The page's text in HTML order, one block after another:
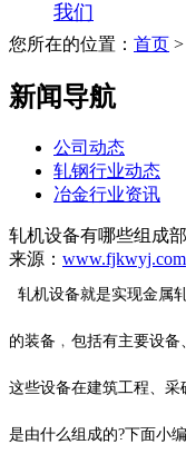
我们
您所在的位置： 首页 >
新闻导航
公司动态
轧钢行业动态
冶金行业资讯
轧机设备有哪些组成
来源： www.fjkwyj.com
轧机设备就是实现金属
的装备﹐包括有主要设备
这些设备在建筑工程、
是由什么组成的?下面小